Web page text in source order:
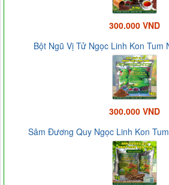
300.000 VND
Bột Ngũ Vị Tử Ngọc Linh Kon Tum
300.000 VND
Sâm Đương Quy Ngọc Linh Kon